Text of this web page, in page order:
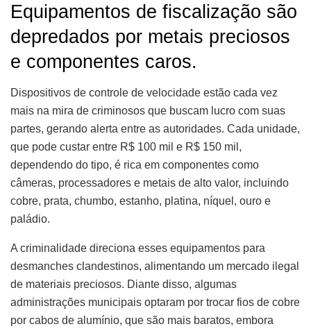
Equipamentos de fiscalização são
depredados por metais preciosos
e componentes caros.
Dispositivos de controle de velocidade estão cada vez
mais na mira de criminosos que buscam lucro com suas
partes, gerando alerta entre as autoridades. Cada unidade,
que pode custar entre R$ 100 mil e R$ 150 mil,
dependendo do tipo, é rica em componentes como
câmeras, processadores e metais de alto valor, incluindo
cobre, prata, chumbo, estanho, platina, níquel, ouro e
paládio.
A criminalidade direciona esses equipamentos para
desmanches clandestinos, alimentando um mercado ilegal
de materiais preciosos. Diante disso, algumas
administrações municipais optaram por trocar fios de cobre
por cabos de alumínio, que são mais baratos, embora